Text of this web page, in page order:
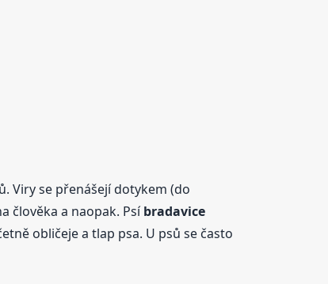
Viry se přenášejí dotykem (do
člověka a naopak. Psíbradavice
obličeje a tlap psa. U psů se často